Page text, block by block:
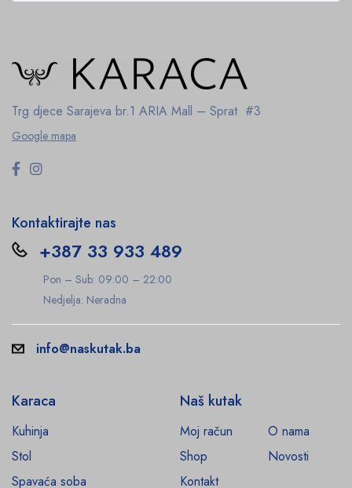
Trg djece Sarajeva br.1 ARIA Mall – Sprat #3
Google mapa
Kontaktirajte nas
+387 33 933 489
Pon – Sub: 09:00 – 22:00
Nedjelja: Neradna
info@naskutak.ba
Karaca
Kuhinja
Stol
Spavaća soba
Naš kutak
Moj račun
O nama
Shop
Novosti
Kontakt